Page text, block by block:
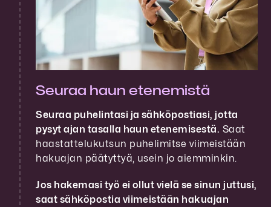
Seuraa haun etenemistä
Seuraa puhelintasi ja sähköpostiasi, jotta
pysyt ajan tasalla haun etenemisestä. Saat
haastattelukutsun puhelimitse viimeistään
hakuajan päätyttyä, usein jo aiemminkin.
Jos hakemasi työ ei ollut vielä se sinun juttusi,
saat sähköpostia viimeistään hakuajan